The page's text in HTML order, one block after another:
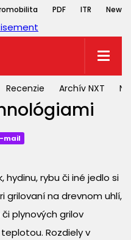
PDF ITR
Recenzie Archív NXT
mail
hydinu, rybu či iné jedlo si
grilovaní na drevnom uhlí,
plynových grilov
Rozdiely v